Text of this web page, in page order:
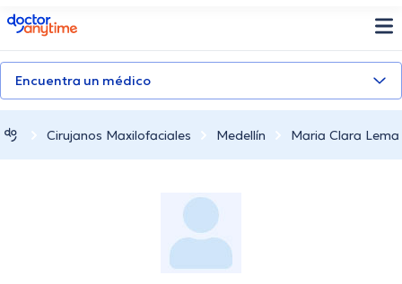
doctoranytime
Encuentra un médico
Cirujanos Maxilofaciales Medellín Maria Clara Lema